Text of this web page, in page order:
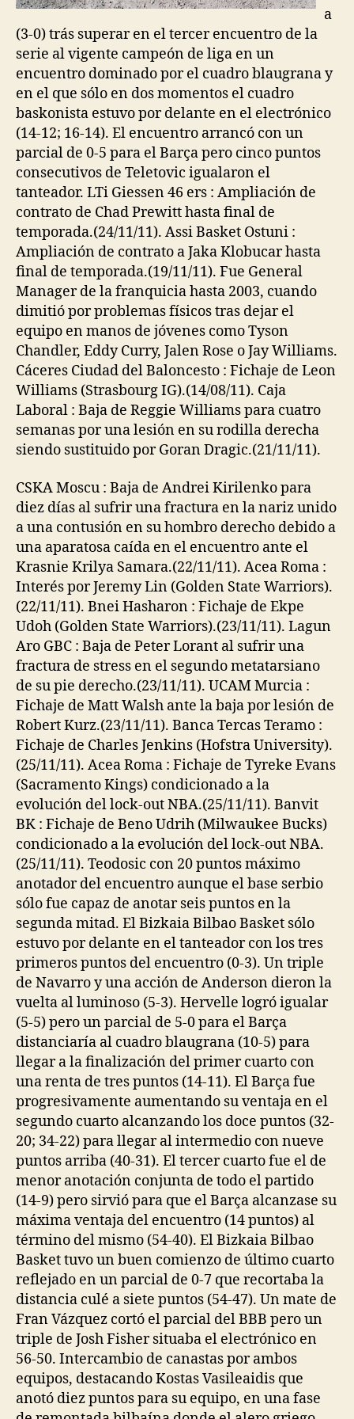
a
(3-0) trás superar en el tercer encuentro de la
serie al vigente campeón de liga en un
encuentro dominado por el cuadro blaugrana y
en el que sólo en dos momentos el cuadro
baskonista estuvo por delante en el electrónico
(14-12; 16-14). El encuentro arrancó con un
parcial de 0-5 para el Barça pero cinco puntos
consecutivos de Teletovic igualaron el
tanteador. LTi Giessen 46 ers : Ampliación de
contrato de Chad Prewitt hasta final de
temporada.(24/11/11). Assi Basket Ostuni :
Ampliación de contrato a Jaka Klobucar hasta
final de temporada.(19/11/11). Fue General
Manager de la franquicia hasta 2003, cuando
dimitió por problemas físicos tras dejar el
equipo en manos de jóvenes como Tyson
Chandler, Eddy Curry, Jalen Rose o Jay Williams.
Cáceres Ciudad del Baloncesto : Fichaje de Leon
Williams (Strasbourg IG).(14/08/11). Caja
Laboral : Baja de Reggie Williams para cuatro
semanas por una lesión en su rodilla derecha
siendo sustituido por Goran Dragic.(21/11/11).
CSKA Moscu : Baja de Andrei Kirilenko para
diez días al sufrir una fractura en la nariz unido
a una contusión en su hombro derecho debido a
una aparatosa caída en el encuentro ante el
Krasnie Krilya Samara.(22/11/11). Acea Roma :
Interés por Jeremy Lin (Golden State Warriors).
(22/11/11). Bnei Hasharon : Fichaje de Ekpe
Udoh (Golden State Warriors).(23/11/11). Lagun
Aro GBC : Baja de Peter Lorant al sufrir una
fractura de stress en el segundo metatarsiano
de su pie derecho.(23/11/11). UCAM Murcia :
Fichaje de Matt Walsh ante la baja por lesión de
Robert Kurz.(23/11/11). Banca Tercas Teramo :
Fichaje de Charles Jenkins (Hofstra University).
(25/11/11). Acea Roma : Fichaje de Tyreke Evans
(Sacramento Kings) condicionado a la
evolución del lock-out NBA.(25/11/11). Banvit
BK : Fichaje de Beno Udrih (Milwaukee Bucks)
condicionado a la evolución del lock-out NBA.
(25/11/11). Teodosic con 20 puntos máximo
anotador del encuentro aunque el base serbio
sólo fue capaz de anotar seis puntos en la
segunda mitad. El Bizkaia Bilbao Basket sólo
estuvo por delante en el tanteador con los tres
primeros puntos del encuentro (0-3). Un triple
de Navarro y una acción de Anderson dieron la
vuelta al luminoso (5-3). Hervelle logró igualar
(5-5) pero un parcial de 5-0 para el Barça
distanciaría al cuadro blaugrana (10-5) para
llegar a la finalización del primer cuarto con
una renta de tres puntos (14-11). El Barça fue
progresivamente aumentando su ventaja en el
segundo cuarto alcanzando los doce puntos (32-
20; 34-22) para llegar al intermedio con nueve
puntos arriba (40-31). El tercer cuarto fue el de
menor anotación conjunta de todo el partido
(14-9) pero sirvió para que el Barça alcanzase su
máxima ventaja del encuentro (14 puntos) al
término del mismo (54-40). El Bizkaia Bilbao
Basket tuvo un buen comienzo de último cuarto
reflejado en un parcial de 0-7 que recortaba la
distancia culé a siete puntos (54-47). Un mate de
Fran Vázquez cortó el parcial del BBB pero un
triple de Josh Fisher situaba el electrónico en
56-50. Intercambio de canastas por ambos
equipos, destacando Kostas Vasileaidis que
anotó diez puntos para su equipo, en una fase